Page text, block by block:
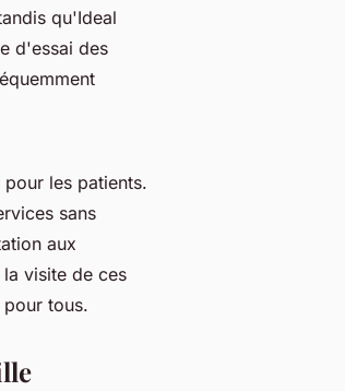
qu'Ideal
d'essai des
pour les patients.
sans
aux
visite de ces
tous.